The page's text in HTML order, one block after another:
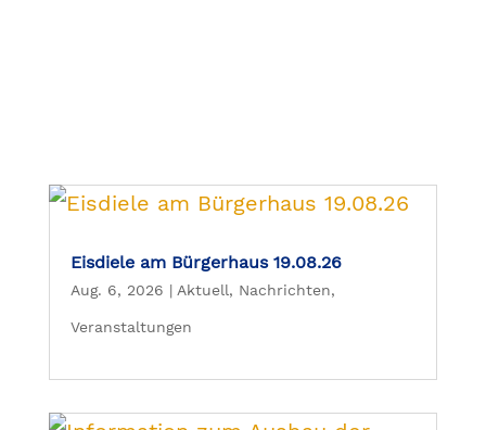
Eisdiele am Bürgerhaus 19.08.26
Aug. 6, 2026 | Aktuell, Nachrichten,
Veranstaltungen